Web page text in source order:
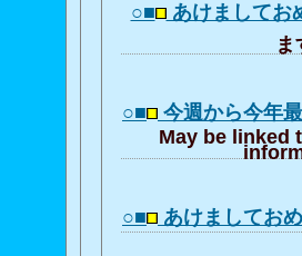
○■ あけまして
ま
○■ 今週から今年
May be linked
○■ あけましてお